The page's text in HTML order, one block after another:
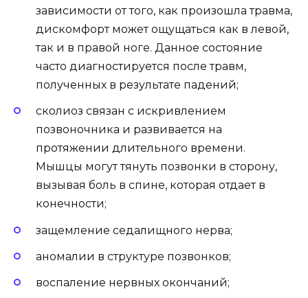
зависимости от того, как произошла травма,
дискомфорт может ощущаться как в левой,
так и в правой ноге. Данное состояние
часто диагностируется после травм,
полученных в результате падений;
сколиоз связан с искривлением
позвоночника и развивается на
протяжении длительного времени.
Мышцы могут тянуть позвонки в сторону,
вызывая боль в спине, которая отдает в
конечности;
защемление седалищного нерва;
аномалии в структуре позвонков;
воспаление нервных окончаний;